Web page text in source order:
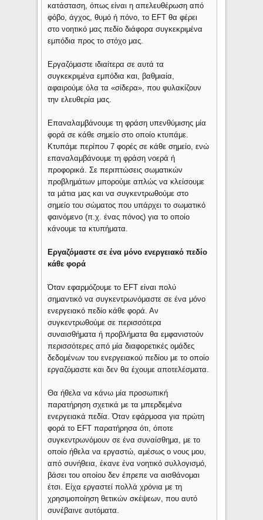
κατάσταση, όπως είναι η απελευθέρωση από
φόβο, άγχος, θυμό ή πόνο, το EFT θα φέρει
στο νοητικό μας πεδίο διάφορα συγκεκριμένα
εμπόδια προς το στόχο μας.
Εργαζόμαστε ιδιαίτερα σε αυτά τα
συγκεκριμένα εμπόδια και, βαθμιαία,
αφαιρούμε όλα τα «σίδερα», που φυλακίζουν
την ελευθερία μας.
Επαναλαμβάνουμε τη φράση υπενθύμισης μία
φορά σε κάθε σημείο στο οποίο κτυπάμε.
Κτυπάμε περίπου 7 φορές σε κάθε σημείο, ενώ
επαναλαμβάνουμε τη φράση νοερά ή
προφορικά. Σε περιπτώσεις σωματικών
προβλημάτων μπορούμε απλώς να κλείσουμε
τα μάτια μας και να συγκεντρωθούμε στο
σημείο του σώματος που υπάρχει το σωματικό
φαινόμενο (π.χ. ένας πόνος) για το οποίο
κάνουμε τα κτυπήματα.
Εργαζόμαστε σε ένα μόνο ενεργειακό πεδίο
κάθε φορά
Όταν εφαρμόζουμε το EFT είναι πολύ
σημαντικό να συγκεντρωνόμαστε σε ένα μόνο
ενεργειακό πεδίο κάθε φορά. Αν
συγκεντρωθούμε σε περισσότερα
συναισθήματα ή προβλήματα θα εμφανιστούν
περισσότερες από μία διαφορετικές ομάδες
δεδομένων του ενεργειακού πεδίου με το οποίο
εργαζόμαστε και δεν θα έχουμε αποτελέσματα.
Θα ήθελα να κάνω μία προσωπική
παρατήρηση σχετικά με τα μπερδεμένα
ενεργειακά πεδία. Όταν εφάρμοσα για πρώτη
φορά το EFT παρατήρησα ότι, όποτε
συγκεντρωνόμουν σε ένα συναίσθημα, με το
οποίο ήθελα να εργαστώ, αμέσως ο νους μου,
από συνήθεια, έκανε ένα νοητικό συλλογισμό,
βάσει του οποίου δεν έπρεπε να αισθάνομαι
έτσι. Είχα εργαστεί πολλά χρόνια με τη
χρησιμοποίηση θετικών σκέψεων, που αυτό
συνέβαινε αυτόματα.